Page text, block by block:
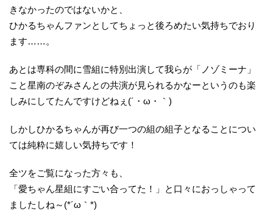
きなかったのではないかと、
ひかるちゃんファンとしてちょっと後ろめたい気持ちでおり
ます……。
あとは専科の間に雪組に特別出演して我らが「ノゾミーナ」
こと星南のぞみさんとの共演が見られるかなーというのも楽
しみにしてたんですけどねぇ(´・ω・｀)
しかしひかるちゃんが再び一つの組の組子となることについ
ては純粋に嬉しい気持ちです！
全ツをご覧になった方々も、
「愛ちゃん星組にすごい合ってた！」と口々におっしゃって
ましたしね～(*´ω｀*)